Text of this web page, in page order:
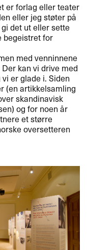
er forlag eller teater
eller jeg st​ø​ter p​å
det ut eller sette
begeistret for
med venninnene
Der kan vi drive med
er glade i. Siden
(en artikkelsamling
skandinavisk
og for noen ​å​r
et st​ø​rre
oversetteren